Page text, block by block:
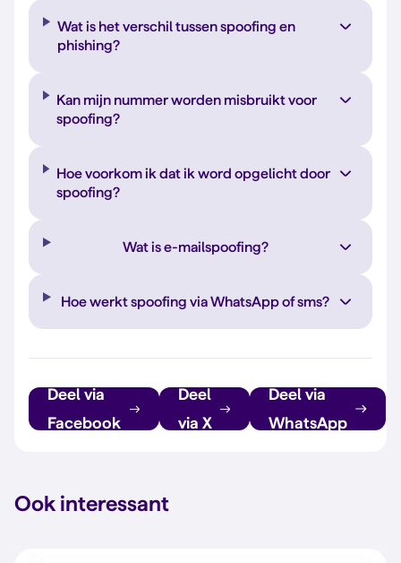
Wat is het verschil tussen spoofing en
phishing?
Kan mijn nummer worden misbruikt voor
spoofing?
Hoe voorkom ik dat ik word opgelicht door
spoofing?
Wat is e-mailspoofing?
Hoe werkt spoofing via WhatsApp of sms?
Deel via
Facebook
Deel
via X
Deel via
WhatsApp
Ook interessant